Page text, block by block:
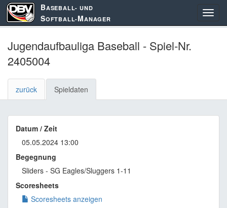
BASEBALL- UND
SOFTBALL-MANAGER
Jugendaufbauliga Baseball - Spiel-Nr.
2405004
zurück Spieldaten
Datum / Zeit
05.05.2024 13:00
Begegnung
Sliders - SG Eagles/Sluggers 1-11
Scoresheets
Scoresheets anzeigen